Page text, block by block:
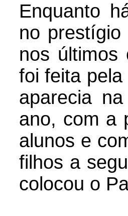
Enquanto
no
nos últimos
foi feita
aparecia
ano, com a
alunos e
filhos a
colocou o